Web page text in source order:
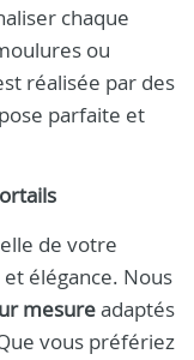
chaque
ou
réalisée par des
parfaite et
de votre
élégance. Nous
mesureadaptés
vous préfériez